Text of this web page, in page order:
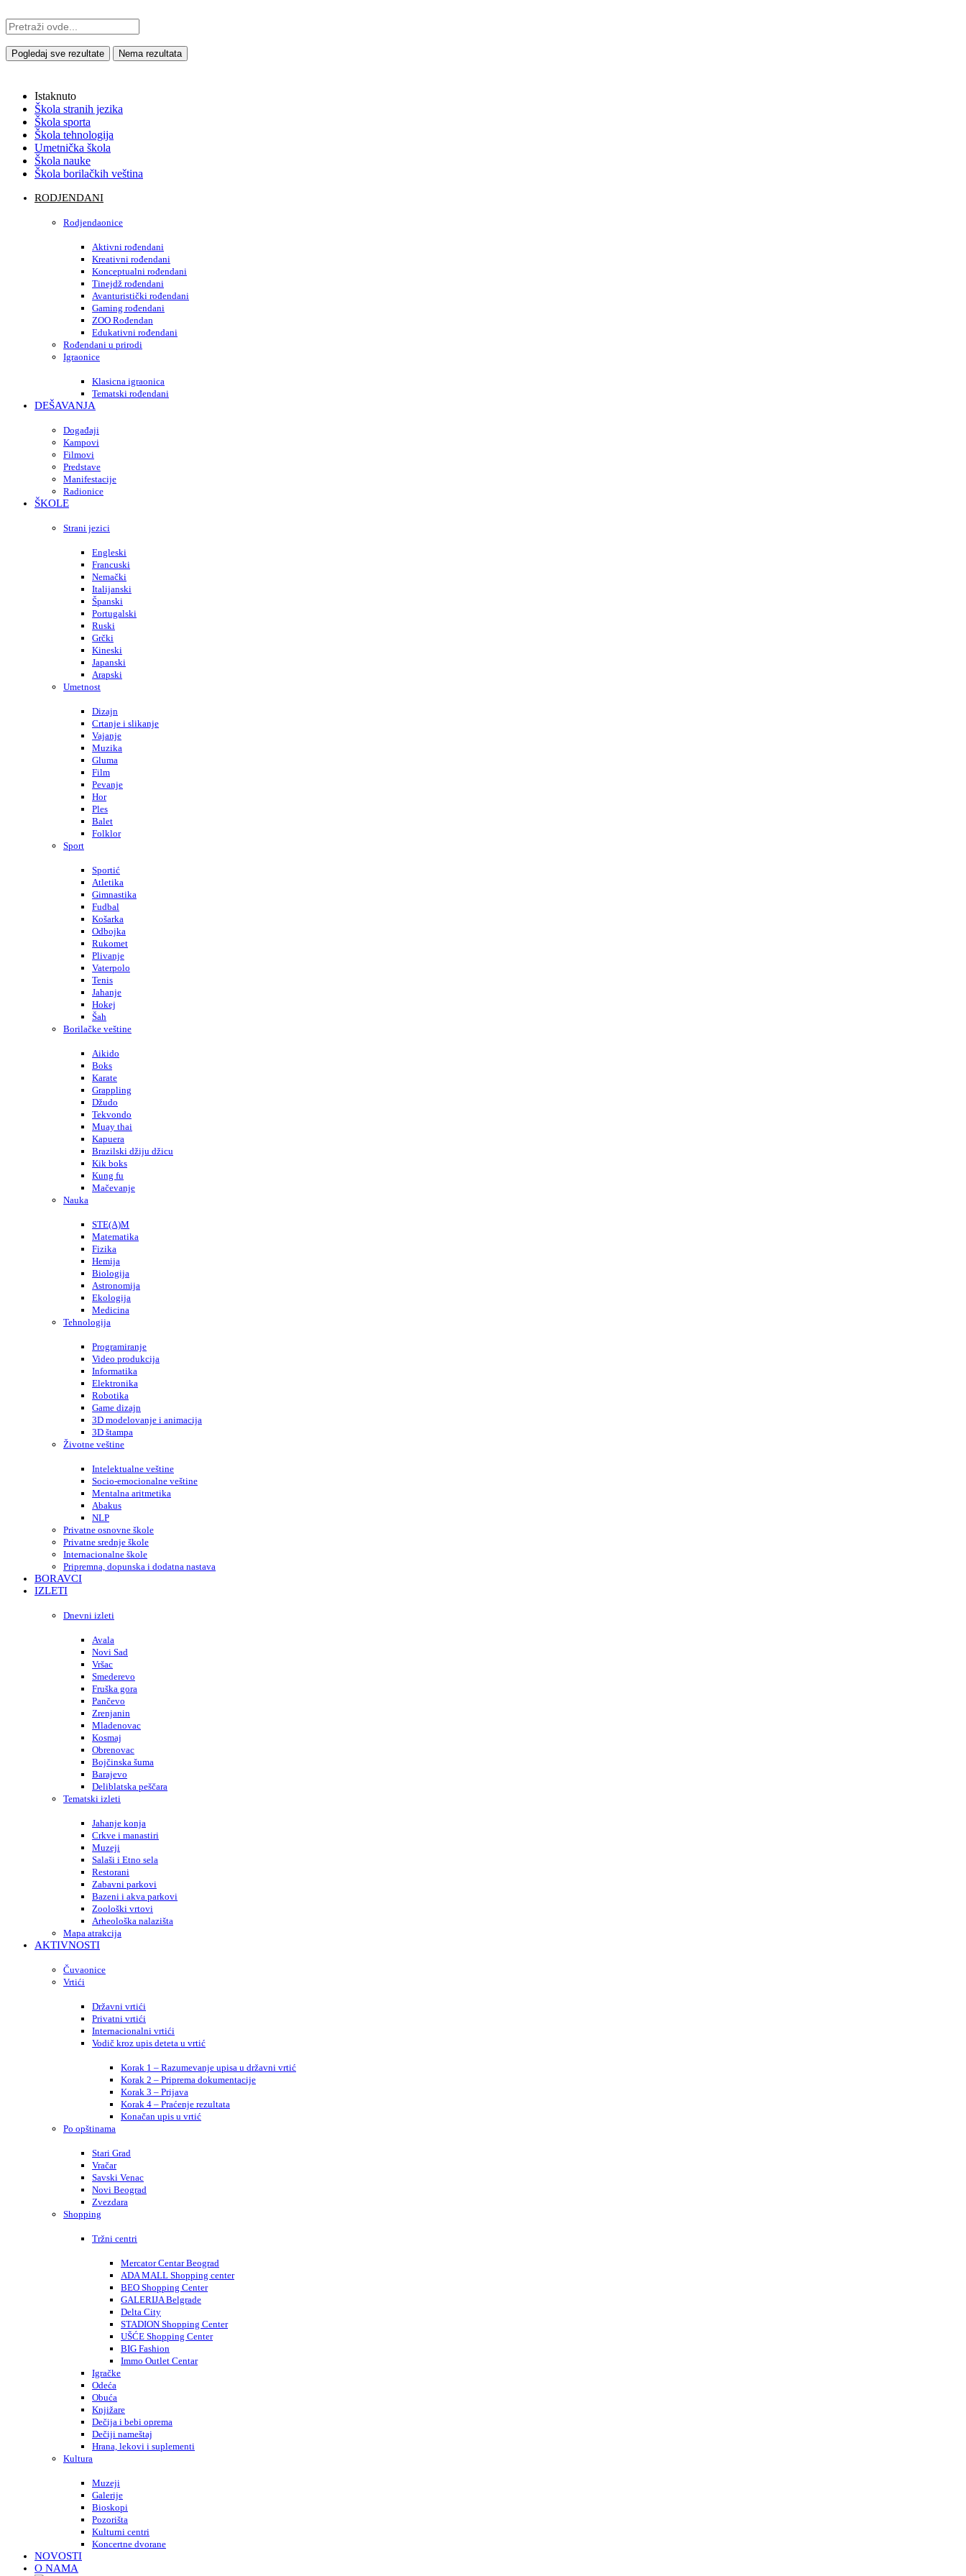
Pogledaj sve rezultate Nema rezultata
Istaknuto
Škola stranih jezika
Škola sporta
Škola tehnologija
Umetnička škola
Škola nauke
Škola borilačkih veština
RODJENDANI
Rodjendaonice
Aktivni rođendani
Kreativni rođendani
Konceptualni rođendani
Tinejdž rođendani
Avanturistički rođendani
Gaming rođendani
ZOO Rođendan
Edukativni rođendani
Rođendani u prirodi
Igraonice
Klasicna igraonica
Tematski rođendani
DEŠAVANJA
Događaji
Kampovi
Filmovi
Predstave
Manifestacije
Radionice
ŠKOLE
Strani jezici
Engleski
Francuski
Nemački
Italijanski
Španski
Portugalski
Ruski
Grčki
Kineski
Japanski
Arapski
Umetnost
Dizajn
Crtanje i slikanje
Vajanje
Muzika
Gluma
Film
Pevanje
Hor
Ples
Balet
Folklor
Sport
Sportić
Atletika
Gimnastika
Fudbal
Košarka
Odbojka
Rukomet
Plivanje
Vaterpolo
Tenis
Jahanje
Hokej
Šah
Borilačke veštine
Aikido
Boks
Karate
Grappling
Džudo
Tekvondo
Muay thai
Kapuera
Brazilski džiju džicu
Kik boks
Kung fu
Mačevanje
Nauka
STE(A)M
Matematika
Fizika
Hemija
Biologija
Astronomija
Ekologija
Medicina
Tehnologija
Programiranje
Video produkcija
Informatika
Elektronika
Robotika
Game dizajn
3D modelovanje i animacija
3D štampa
Životne veštine
Intelektualne veštine
Socio-emocionalne veštine
Mentalna aritmetika
Abakus
NLP
Privatne osnovne škole
Privatne srednje škole
Internacionalne škole
Pripremna, dopunska i dodatna nastava
BORAVCI
IZLETI
Dnevni izleti
Avala
Novi Sad
Vršac
Smederevo
Fruška gora
Pančevo
Zrenjanin
Mladenovac
Kosmaj
Obrenovac
Bojčinska šuma
Barajevo
Deliblatska peščara
Tematski izleti
Jahanje konja
Crkve i manastiri
Muzeji
Salaši i Etno sela
Restorani
Zabavni parkovi
Bazeni i akva parkovi
Zoološki vrtovi
Arheološka nalazišta
Mapa atrakcija
AKTIVNOSTI
Čuvaonice
Vrtići
Državni vrtići
Privatni vrtići
Internacionalni vrtići
Vodič kroz upis deteta u vrtić
Korak 1 – Razumevanje upisa u državni vrtić
Korak 2 – Priprema dokumentacije
Korak 3 – Prijava
Korak 4 – Praćenje rezultata
Konačan upis u vrtić
Po opštinama
Stari Grad
Vračar
Savski Venac
Novi Beograd
Zvezdara
Shopping
Tržni centri
Mercator Centar Beograd
ADA MALL Shopping center
BEO Shopping Center
GALERIJA Belgrade
Delta City
STADION Shopping Center
UŠĆE Shopping Center
BIG Fashion
Immo Outlet Centar
Igračke
Odeća
Obuća
Knjižare
Dečija i bebi oprema
Dečiji nameštaj
Hrana, lekovi i suplementi
Kultura
Muzeji
Galerije
Bioskopi
Pozorišta
Kulturni centri
Koncertne dvorane
NOVOSTI
O NAMA